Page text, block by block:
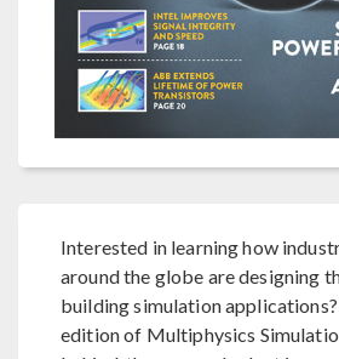
Interested in learning how
around the globe are designing
building simulation
edition of Multiphysics